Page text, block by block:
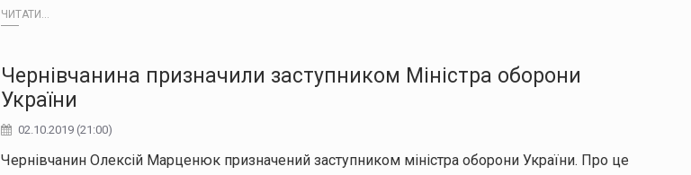
ЧИТАТИ...
Чернівчанина призначили заступником Міністра оборони
України
02.10.2019 (21:00)
Чернівчанин Олексій Марценюк призначений заступником міністра оборони України. Про це